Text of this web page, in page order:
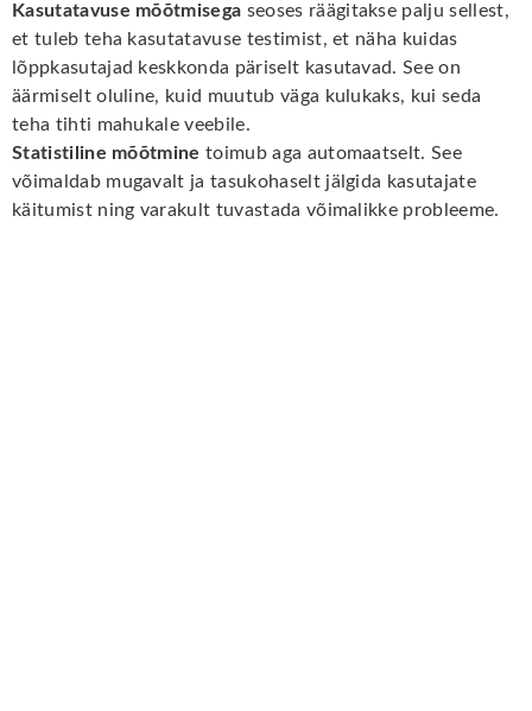
Kasutatavuse mõõtmisega seoses räägitakse palju sellest,
et tuleb teha kasutatavuse testimist, et näha kuidas
lõppkasutajad keskkonda päriselt kasutavad. See on
äärmiselt oluline, kuid muutub väga kulukaks, kui seda
teha tihti mahukale veebile.
Statistiline mõõtmine toimub aga automaatselt. See
võimaldab mugavalt ja tasukohaselt jälgida kasutajate
käitumist ning varakult tuvastada võimalikke probleeme.